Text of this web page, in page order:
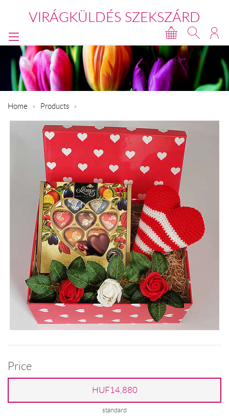
VIRÁGKÜLDÉS SZEKSZÁRD
Home Products
Price
HUF14,880
standard